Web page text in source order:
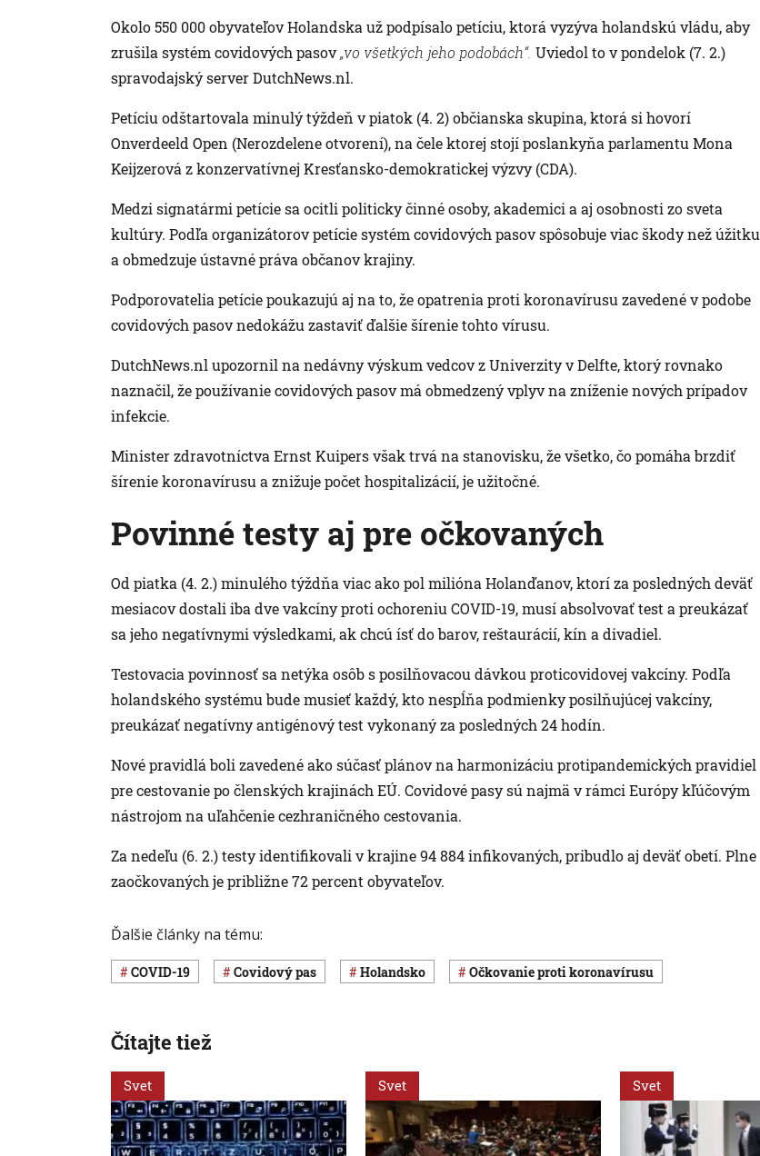
Okolo 550 000 obyvateľov Holandska už podpísalo petíciu, ktorá vyzýva holandskú vládu, aby
zrušila systém covidových pasov„vo všetkých jeho podobách“. Uviedol to v pondelok (7. 2.)
spravodajský server DutchNews.nl.
Petíciu odštartovala minulý týždeň v piatok (4. 2) občianska skupina, ktorá si hovorí
Onverdeeld Open (Nerozdelene otvorení), na čele ktorej stojí poslankyňa parlamentu Mona
Keijzerová z konzervatívnej Kresťansko-demokratickej výzvy (CDA).
Medzi signatármi petície sa ocitli politicky činné osoby, akademici a aj osobnosti zo sveta
kultúry. Podľa organizátorov petície systém covidových pasov spôsobuje viac škody než úžitku
a obmedzuje ústavné práva občanov krajiny.
Podporovatelia petície poukazujú aj na to, že opatrenia proti koronavírusu zavedené v podobe
covidových pasov nedokážu zastaviť ďalšie šírenie tohto vírusu.
DutchNews.nl upozornil na nedávny výskum vedcov z Univerzity v Delfte, ktorý rovnako
naznačil, že používanie covidových pasov má obmedzený vplyv na zníženie nových prípadov
infekcie.
Minister zdravotníctva Ernst Kuipers však trvá na stanovisku, že všetko, čo pomáha brzdiť
šírenie koronavírusu a znižuje počet hospitalizácií, je užitočné.
Povinné testy aj pre očkovaných
Od piatka (4. 2.) minulého týždňa viac ako pol milióna Holanďanov, ktorí za posledných deväť
mesiacov dostali iba dve vakcíny proti ochoreniu COVID-19, musí absolvovať test a preukázať
sa jeho negatívnymi výsledkami, ak chcú ísť do barov, reštaurácií, kín a divadiel.
Testovacia povinnosť sa netýka osôb s posilňovacou dávkou proticovidovej vakcíny. Podľa
holandského systému bude musieť každý, kto nespĺňa podmienky posilňujúcej vakcíny,
preukázať negatívny antigénový test vykonaný za posledných 24 hodín.
Nové pravidlá boli zavedené ako súčasť plánov na harmonizáciu protipandemických pravidiel
pre cestovanie po členských krajinách EÚ. Covidové pasy sú najmä v rámci Európy kľúčovým
nástrojom na uľahčenie cezhraničného cestovania.
Za nedeľu (6. 2.) testy identifikovali v krajine 94 884 infikovaných, pribudlo aj deväť obetí. Plne
zaočkovaných je približne 72 percent obyvateľov.
Ďalšie články na tému:
COVID-19 covidový pas Holandsko očkovanie proti koronavírusu
Čítajte tiež
Svet Svet Svet